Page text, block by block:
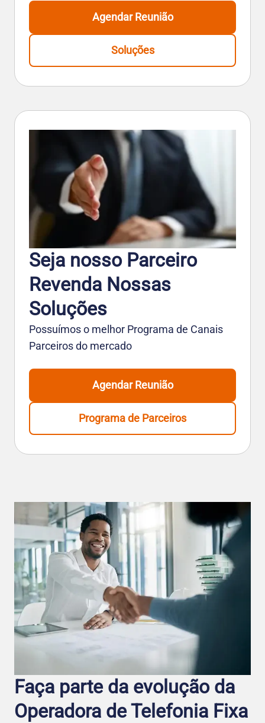
Agendar Reunião
Soluções
Seja nosso Parceiro
Revenda Nossas
Soluções
Possuímos o melhor Programa de Canais
Parceiros do mercado
Agendar Reunião
Programa de Parceiros
Faça parte da evolução da
Operadora de Telefo nia Fixa